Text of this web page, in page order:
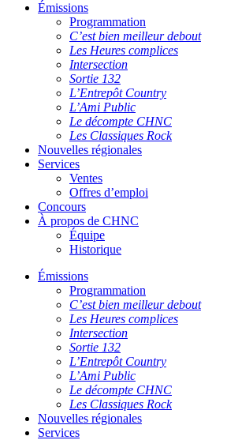
Émissions
Programmation
C’est bien meilleur debout
Les Heures complices
Intersection
Sortie 132
L’Entrepôt Country
L’Ami Public
Le décompte CHNC
Les Classiques Rock
Nouvelles régionales
Services
Ventes
Offres d’emploi
Concours
À propos de CHNC
Équipe
Historique
Émissions
Programmation
C’est bien meilleur debout
Les Heures complices
Intersection
Sortie 132
L’Entrepôt Country
L’Ami Public
Le décompte CHNC
Les Classiques Rock
Nouvelles régionales
Services